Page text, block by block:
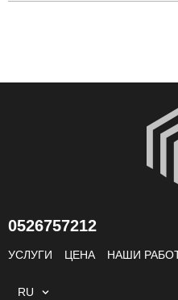
0526757212
УСЛУГИ ЦЕНА НАШИ
RU